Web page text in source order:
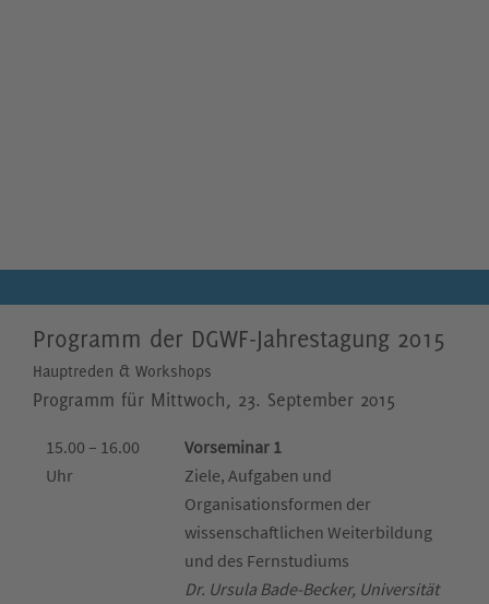
Programm der DGWF-Jahrestagung 2015
Hauptreden & Workshops
Programm für Mittwoch, 23. September 2015
15.00 – 16.00
Uhr
Vorseminar 1
Ziele, Aufgaben und
Organisationsformen der
wissenschaftlichen Weiterbildung
und des Fernstudiums
Dr. Ursula Bade-Becker, Universität